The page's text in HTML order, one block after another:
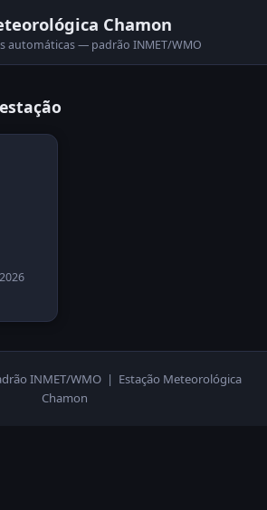
Chamon
automáticas — padrão INMET/WMO
INMET/WMO | Estação Meteorológica
Chamon